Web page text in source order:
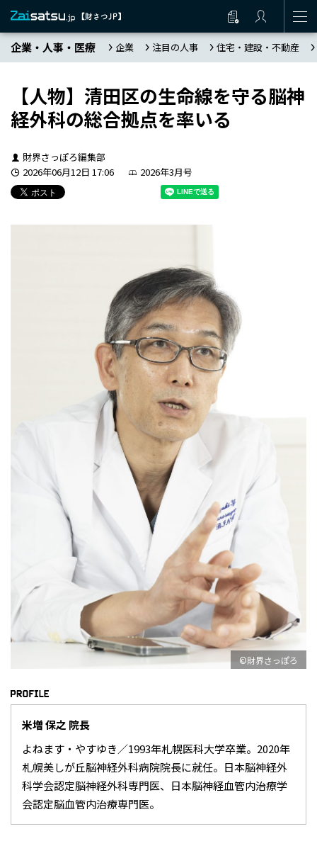
企業・人事・医療 企業 注目の人事 住宅・建設・不動産
【人物】清田区の生命線を守る脳神
経外科の総合拠点を率いる
財界さっぽろ編集部
2026年06月12日 17:06
2026年3月号
©財界さっぽろ
米増 保之 院長
よねます・やすゆき／1993年札幌医科大学卒業。2020年
札幌美しが丘脳神経外科病院院長に就任。日本脳神経外
科学会認定脳神経外科専門医、日本脳神経血管内治療学
会認定脳血管内治療専門医。